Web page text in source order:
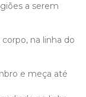
a serem
na linha do
e meça até